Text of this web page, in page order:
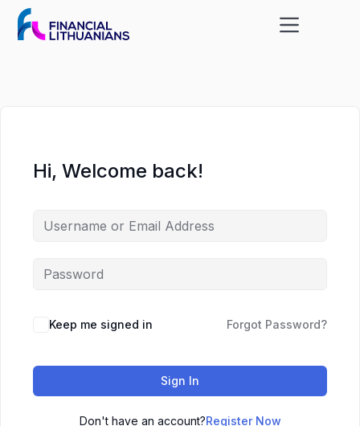
Skip
Skip
Hi, Welcome back!
Keep me signed in Forgot Password?
Sign In
Don't have an account?Register Now